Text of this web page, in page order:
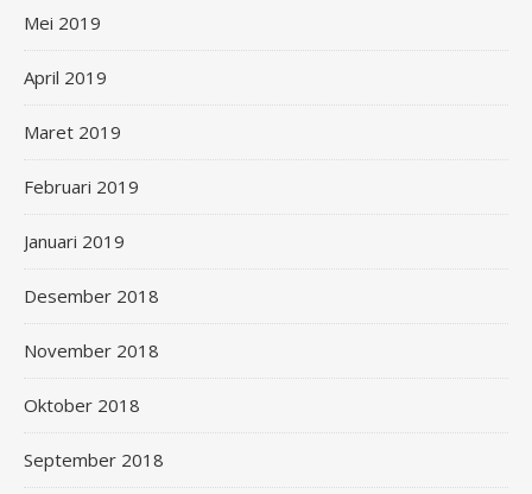
Mei 2019
April 2019
Maret 2019
Februari 2019
Januari 2019
Desember 2018
November 2018
Oktober 2018
September 2018